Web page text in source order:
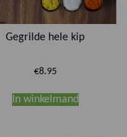
Gegrilde hele kip
€8.95
In winkelmand